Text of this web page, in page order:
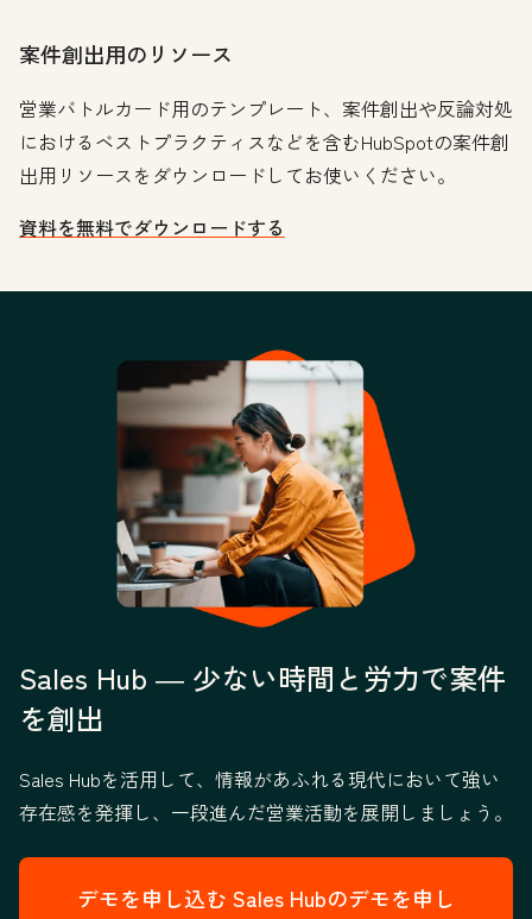
案件創出用のリソース
営業バトルカード用のテンプレート、案件創出や反論対処
におけるベストプラクティスなどを含むHubSpotの案件創
出用リソースをダウンロードしてお使いください。
資料を無料でダウンロードする
Sales Hub ― 少ない時間と労力で案件
を創出
Sales Hubを活用して、情報があふれる現代において強い
存在感を発揮し、一段進んだ営業活動を展開しましょう。
デモを申し込む Sales Hubのデモを申し